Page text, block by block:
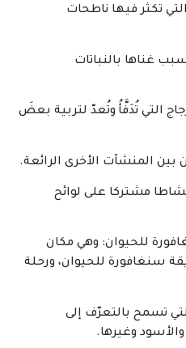
تكثر فيها ناطحات
غناها بالنباتات
التي تُدَفَّأُ وتُعدّ لتربية بعضَ
بين المنشآت الأخرى الرائعة.
مشتركا على لوائح
للحيوان: وهي مكان
سنغافورة للحيوان، ورحلة
تسمح بالتعرّف إلى
والأسود وغيرها.